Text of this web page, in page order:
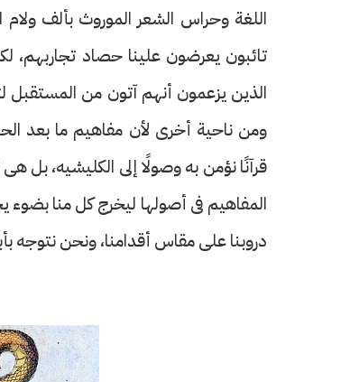
اللغة وحراس الشعر الموروث بألف
تائبون يعرضون علينا حصاد تجاربهم،
الذين يزعمون أنهم آتون من المستقبل
ومن ناحية أخرى لأن مفاهيم ما بعد
قرآنًا نؤمن به وصولًا إلى الكليشيه، بل
المفاهيم فى أصولها ليخرج كل منا بضوء
دروبنا على مقاس أقدامنا، ونحن نتوجه